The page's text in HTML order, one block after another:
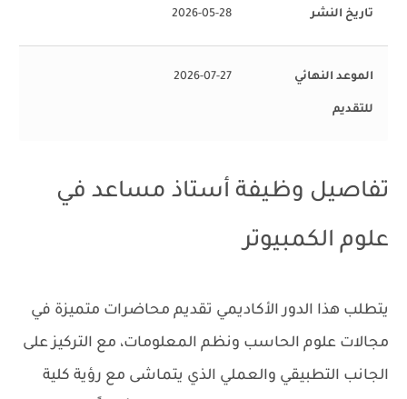
تاريخ النشر 2026-05-28
الموعد النهائي
للتقديم
2026-07-27
تفاصيل وظيفة أستاذ مساعد في
علوم الكمبيوتر
يتطلب هذا الدور الأكاديمي تقديم محاضرات متميزة في
مجالات علوم الحاسب ونظم المعلومات، مع التركيز على
الجانب التطبيقي والعملي الذي يتماشى مع رؤية كلية